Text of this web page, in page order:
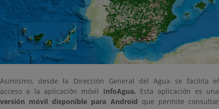
Asimismo, desde la Dirección General del Agua se facilita el
acceso a la aplicación móvil InfoAgua. Esta aplicación es una
versión móvil disponible para Android que permite consultar